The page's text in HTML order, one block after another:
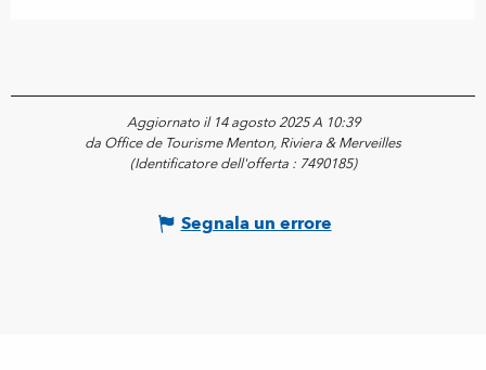
Aggiornato il 14 agosto 2025 A 10:39
da Office de Tourisme Menton, Riviera & Merveilles
(Identificatore dell'offerta : 7490185)
Segnala un errore